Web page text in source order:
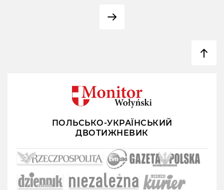
ПОЛЬСЬКО-УКРАЇНСЬКИЙ
ДВОТИЖНЕВИК